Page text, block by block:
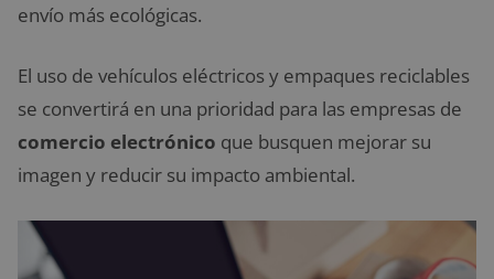
envío más ecológicas.
El uso de vehículos eléctricos y empaques reciclables
se convertirá en una prioridad para las empresas de
comercio electrónico que busquen mejorar su
imagen y reducir su impacto ambiental.